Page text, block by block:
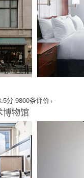
分 9800条评价+
博物馆